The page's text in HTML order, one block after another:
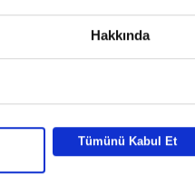
Hakkında
Tümünü Kabul Et